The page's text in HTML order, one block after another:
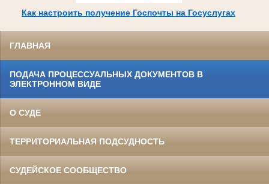
Как настроить получение Госпочты на Госуслугах
ГЛАВНАЯ
ПОДАЧА ПРОЦЕССУАЛЬНЫХ ДОКУМЕНТОВ В
ЭЛЕКТРОННОМ ВИДЕ
О СУДЕ
ТЕРРИТОРИАЛЬНАЯ ПОДСУДНОСТЬ
СУДЕЙСКОЕ СООБЩЕСТВО